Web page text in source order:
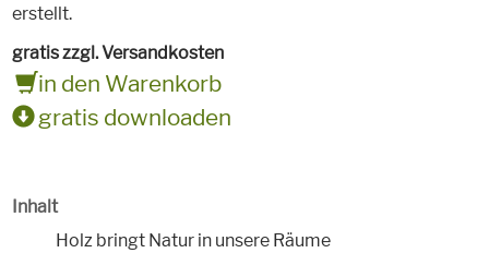
erstellt.
gratis zzgl. Versandkosten
in den Warenkorb
gratis downloaden
Inhalt
Holz bringt Natur in unsere Räume